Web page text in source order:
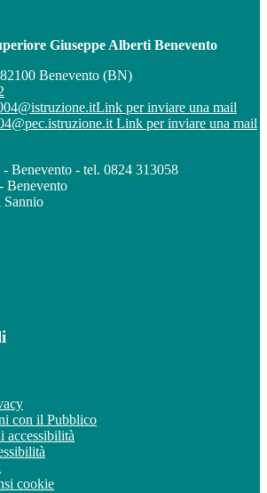
Giuseppe Alberti Benevento
Benevento (BN)
Link per inviare una mail
Link per inviare una mail
Benevento - tel. 0824 313058
Benevento
Sannio
con il Pubblico
accessibilità
cookie